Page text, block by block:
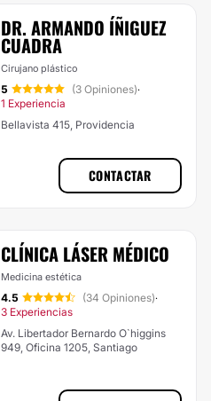
DR. ARMANDO ÍÑIGUEZ
CUADRA
Cirujano plástico
5 (3 Opiniones)·
1 Experiencia
Bellavista 415, Providencia
CONTACTAR
CLÍNICA LÁSER MÉDICO
Medicina estética
4.5 (34 Opiniones)·
3 Experiencias
Av. Libertador Bernardo O`higgins
949, Oficina 1205, Santiago